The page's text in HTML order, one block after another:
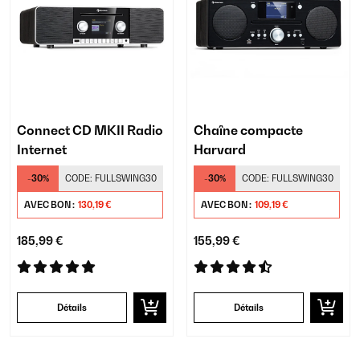
Connect CD MKII Radio
Internet
-30% CODE: FULLSWING30
AVEC BON : 130,19 €
185,99 €
Détails
Chaîne compacte
Harvard
-30% CODE: FULLSWING30
AVEC BON : 109,19 €
155,99 €
Détails